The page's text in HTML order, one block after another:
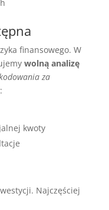
finansowego. W
wolną analizę
za
kwoty
Najczęściej